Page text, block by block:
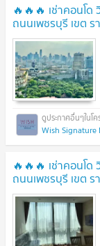
🔥🔥🔥 เช่าคอนโด
ถนนเพชรบุรี เขต ร
Wish Signature
🔥🔥🔥 เช่าคอนโด
ถนนเพชรบุรี เขต ร